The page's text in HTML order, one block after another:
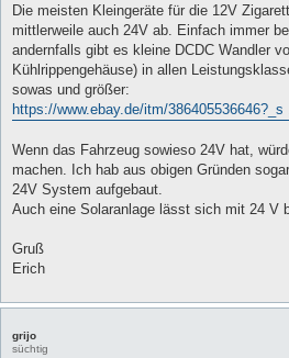
Die meisten Kleingeräte für die 12V
mittlerweile auch 24V ab. Einfach immer
andernfalls gibt es kleine DCDC Wandler
Kühlrippengehäuse) in allen
sowas und größer:
https://www.ebay.de/itm/
Wenn das Fahrzeug sowieso 24V hat,
machen. Ich hab aus obigen Gründen
24V System aufgebaut.
Auch eine Solaranlage lässt sich mit 24 V
Gruß
Erich
grijo
süchtig